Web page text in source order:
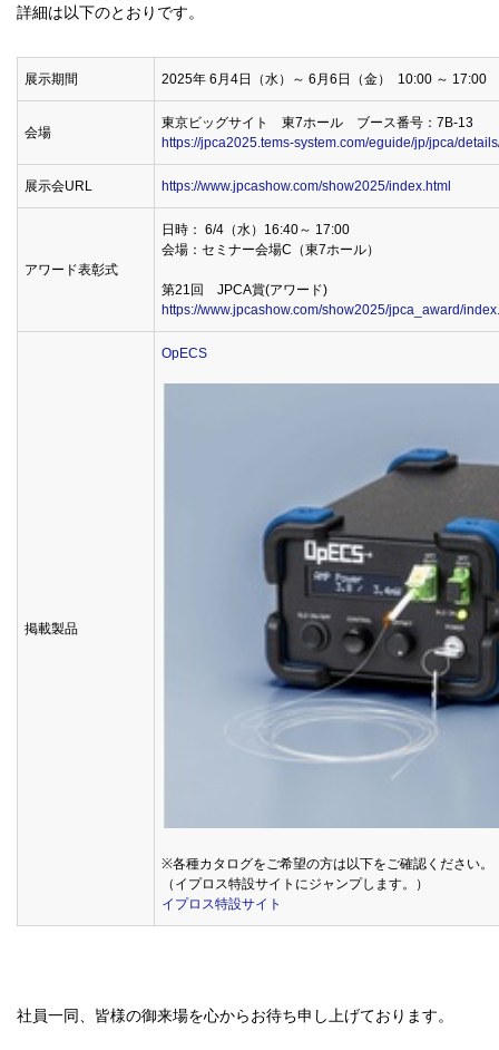
詳細は以下のとおりです。
展示期間 2025年 6月4日（水）～ 6月6日（金） 10:00 ～ 17:00
会場
東京ビッグサイト 東7ホール ブース番号：7B-13
https://jpca2025.tems-system.com/eguide/jp/jpca/
展示会URL https://www.jpcashow.com/show2025/index.html
アワード表彰式
日時： 6/4（水）16:40～ 17:00
会場：セミナー会場C（東7ホール）
第21回 JPCA賞(アワード)
https://www.jpcashow.com/show2025/jpca_award/
掲載製品
OpECS
※各種カタログをご希望の方は以下をご確認ください。
（イプロス特設サイトにジャンプします。）
イプロス特設サイト
社員一同、皆様の御来場を心からお待ち申し上げております。